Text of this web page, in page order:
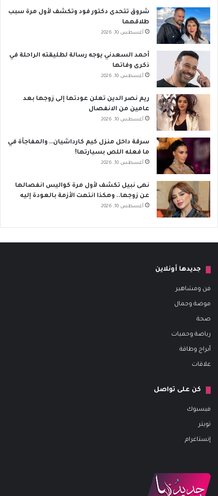
شروق تتحدى دكتور فود وتكشف لأول مرة سبب
طلاقهما
أغسطس 10, 2026
أحمد السعدني يوجه رسالة لطليقته الراحلة في
ذكرى وفاتها
أغسطس 10, 2026
ريم نصر الدين تعلن عودتها إلى زوجها بعد
عامين من الانفصال
أغسطس 10, 2026
سرقة داخل منزل كيم كارداشيان.. والمفاجأة في
ما فعله اللص بسيارتها!
أغسطس 10, 2026
نهى نبيل تكشف لأول مرة كواليس انفصالها
عن زوجها.. وهكذا انتهت الأزمة بالعودة إليه
أغسطس 10, 2026
جديدها أونلاين
فن ومشاهير
موضة وجمال
صحة
رياضة وحميات
أبراج وطاقة
علاقات
كن على تواصل
فيسبوك
تويتر
إنستاغرام